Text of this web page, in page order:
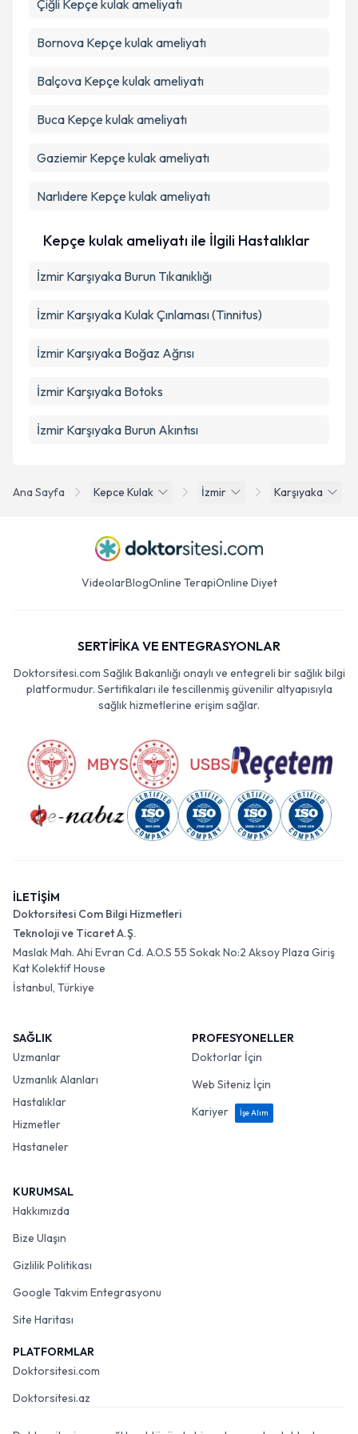
Ana Sayfa Kepce Kulak İzmir Karşıyaka
Çiğli Kepçe kulak ameliyatı
Bornova Kepçe kulak ameliyatı
Balçova Kepçe kulak ameliyatı
Buca Kepçe kulak ameliyatı
Gaziemir Kepçe kulak ameliyatı
Narlıdere Kepçe kulak ameliyatı
Kepçe kulak ameliyatı ile İlgili Hastalıklar
İzmir Karşıyaka Burun Tıkanıklığı
İzmir Karşıyaka Kulak Çınlaması (Tinnitus)
İzmir Karşıyaka Boğaz Ağrısı
İzmir Karşıyaka Botoks
İzmir Karşıyaka Burun Akıntısı
VideolarBlogOnline TerapiOnline Diyet
SERTİFİKA VE ENTEGRASYONLAR
Doktorsitesi.com Sağlık Bakanlığı onaylı ve entegreli bir sağlık bilgi
platformudur. Sertifikaları ile tescillenmiş güvenilir altyapısıyla
sağlık hizmetlerine erişim sağlar.
İLETİŞİM
Doktorsitesi Com Bilgi Hizmetleri
Teknoloji ve Ticaret A.Ş.
Maslak Mah. Ahi Evran Cd. A.O.S 55 Sokak No:2 Aksoy Plaza Giriş
Kat Kolektif House
İstanbul, Türkiye
SAĞLIK
Uzmanlar
Uzmanlık Alanları
Hastalıklar
Hizmetler
Hastaneler
PROFESYONELLER
Doktorlar İçin
Web Siteniz İçin
Kariyer
İşe Alım
KURUMSAL
Hakkımızda
Bize Ulaşın
Gizlilik Politikası
Google Takvim Entegrasyonu
Site Haritası
PLATFORMLAR
Doktorsitesi.com
Doktorsitesi.az